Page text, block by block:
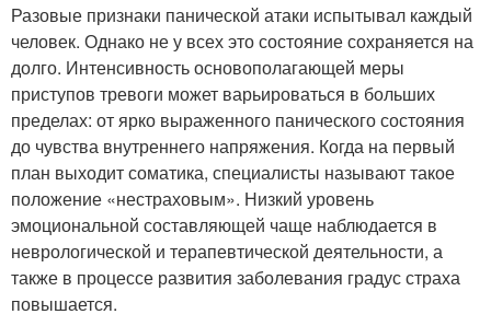
Разовые признаки панической атаки испытывал каждый
человек. Однако не у всех это состояние сохраняется на
долго. Интенсивность основополагающей меры
приступов тревоги может варьироваться в больших
пределах: от ярко выраженного панического состояния
до чувства внутреннего напряжения. Когда на первый
план выходит соматика, специалисты называют такое
положение «нестраховым». Низкий уровень
эмоциональной составляющей чаще наблюдается в
неврологической и терапевтической деятельности, а
также в процессе развития заболевания градус страха
повышается.